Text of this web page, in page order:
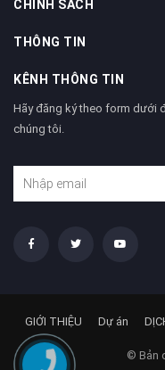
CHÍNH SÁCH
THÔNG TIN
KÊNH THÔNG TIN
Hãy đăng ký theo form dưới
chúng tôi.
© Bản
GIỚI THIỆU Dự án